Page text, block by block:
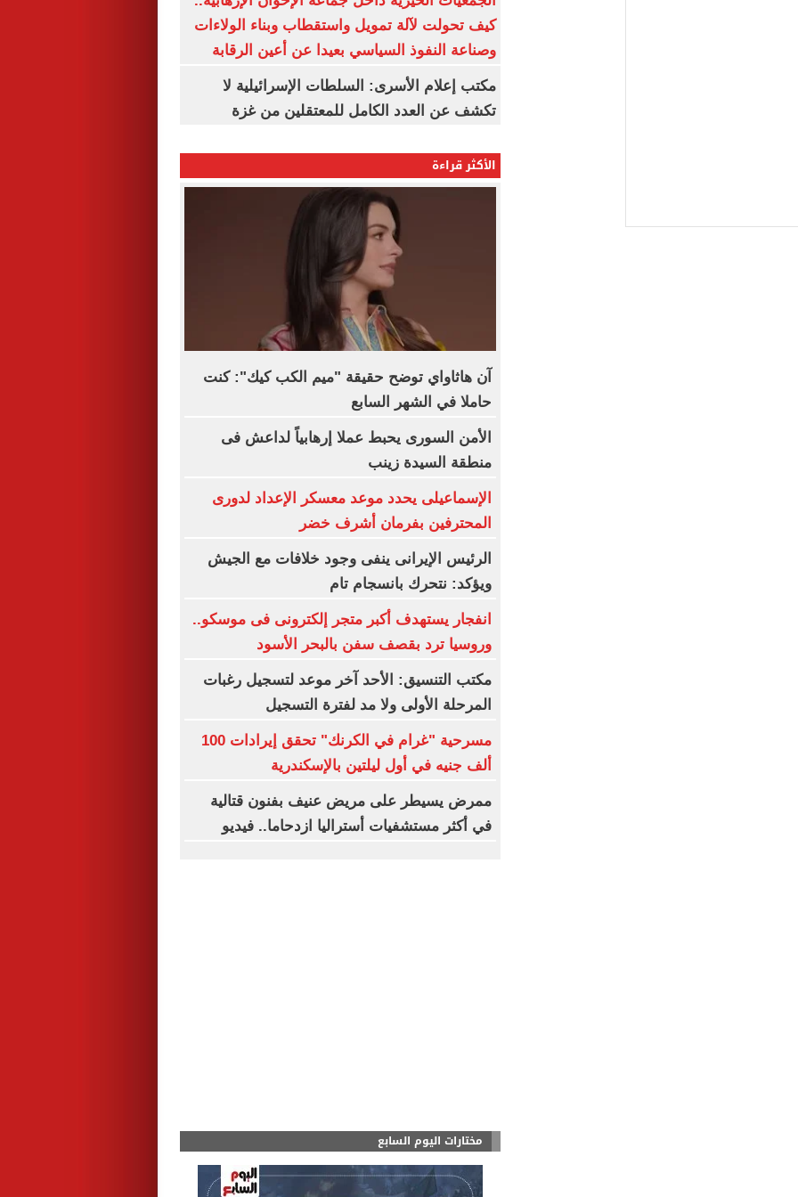
كيف تحولت لآلة تمويل واستقطاب وبناء الولاءات
وصناعة النفوذ السياسي بعيدا عن أعين الرقابة
مكتب إعلام الأسرى: السلطات الإسرائيلية لا
تكشف عن العدد الكامل للمعتقلين من غزة
الأكثر قراءة
آن هاثاواي توضح حقيقة "ميم الكب كيك": كنت
حاملا في الشهر السابع
الأمن السورى يحبط عملا إرهابياً لداعش فى
منطقة السيدة زينب
الإسماعيلى يحدد موعد معسكر الإعداد لدورى
المحترفين بفرمان أشرف خضر
الرئيس الإيرانى ينفى وجود خلافات مع الجيش
ويؤكد: نتحرك بانسجام تام
انفجار يستهدف أكبر متجر إلكترونى فى موسكو..
وروسيا ترد بقصف سفن بالبحر الأسود
مكتب التنسيق: الأحد آخر موعد لتسجيل رغبات
المرحلة الأولى ولا مد لفترة التسجيل
مسرحية "غرام في الكرنك" تحقق إيرادات 100
ألف جنيه في أول ليلتين بالإسكندرية
ممرض يسيطر على مريض عنيف بفنون قتالية
في أكثر مستشفيات أستراليا ازدحاما.. فيديو
مختارات اليوم السابع